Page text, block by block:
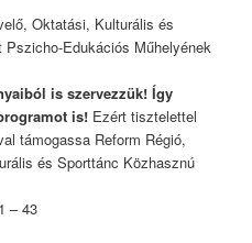
Oktatási, Kulturális és
Edukációs Műhelyének
is szervezzük! Így
is! Ezért tisztelettel
támogassa Reform Régió,
és Sporttánc Közhasznú
– 43